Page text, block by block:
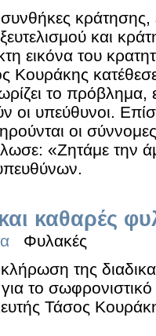
και
εικόνα του
Κουράκης
το πρόβλημα,
οι υπεύθυνοι.
οι
«Ζητάμε την
καθαρές
Φυλακές
της
το
Τάσος